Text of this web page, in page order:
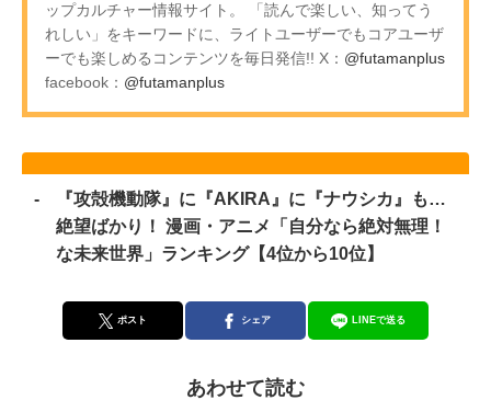
ップカルチャー情報サイト。 「読んで楽しい、知ってう
れしい」をキーワードに、ライトユーザーでもコアユーザ
ーでも楽しめるコンテンツを毎日発信!! X： @futamanplus
facebook： @futamanplus
『攻殻機動隊』に『AKIRA』に『ナウシカ』も…
絶望ばかり！ 漫画・アニメ「自分なら絶対無理！
な未来世界」ランキング【4位から10位】
ポスト シェア LINEで送る
あわせて読む